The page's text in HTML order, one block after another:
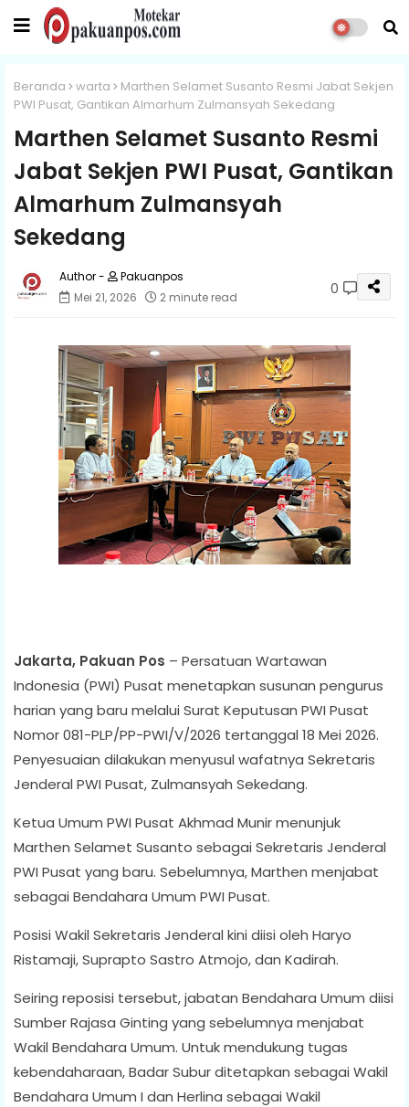
Beranda warta
Marthen Selamet Susanto Resmi Jabat Sekjen
PWI Pusat, Gantikan Almarhum Zulmansyah Sekedang
Marthen Selamet Susanto Resmi
Jabat Sekjen PWI Pusat, Gantikan
Almarhum Zulmansyah
Sekedang
Pakuanpos
Mei 21, 2026
2 minute read 0
Jakarta, Pakuan Pos – Persatuan Wartawan
Indonesia (PWI) Pusat menetapkan susunan pengurus
harian yang baru melalui Surat Keputusan PWI Pusat
Nomor 081-PLP/PP-PWI/V/2026 tertanggal 18 Mei 2026.
Penyesuaian dilakukan menyusul wafatnya Sekretaris
Jenderal PWI Pusat, Zulmansyah Sekedang.
Ketua Umum PWI Pusat Akhmad Munir menunjuk
Marthen Selamet Susanto sebagai Sekretaris Jenderal
PWI Pusat yang baru. Sebelumnya, Marthen menjabat
sebagai Bendahara Umum PWI Pusat.
Posisi Wakil Sekretaris Jenderal kini diisi oleh Haryo
Ristamaji, Suprapto Sastro Atmojo, dan Kadirah.
Seiring reposisi tersebut, jabatan Bendahara Umum diisi
Sumber Rajasa Ginting yang sebelumnya menjabat
Wakil Bendahara Umum. Untuk mendukung tugas
kebendaharaan, Badar Subur ditetapkan sebagai Wakil
Bendahara Umum I dan Herlina sebagai Wakil